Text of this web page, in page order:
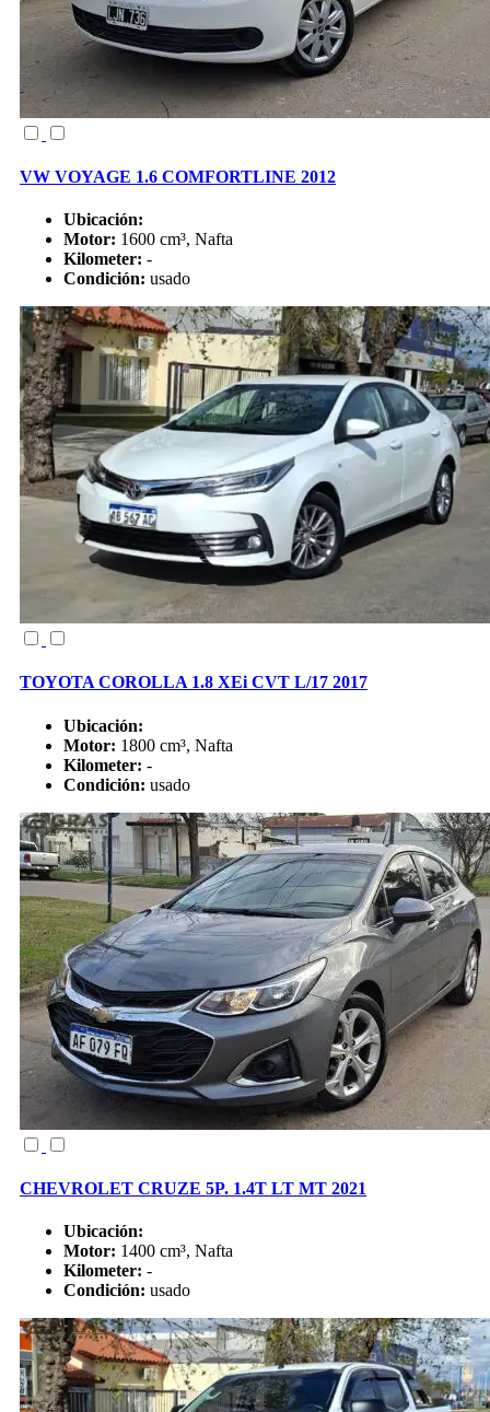
VW VOYAGE 1.6 COMFORTLINE 2012
Ubicación:
Motor: 1600 cm³, Nafta
Kilometer: -
Condición: usado
TOYOTA COROLLA 1.8 XEi CVT L/17 2017
Ubicación:
Motor: 1800 cm³, Nafta
Kilometer: -
Condición: usado
CHEVROLET CRUZE 5P. 1.4T LT MT 2021
Ubicación:
Motor: 1400 cm³, Nafta
Kilometer: -
Condición: usado